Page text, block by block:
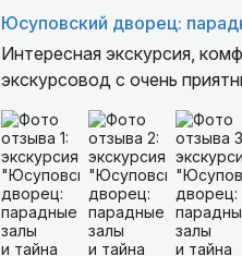
Юсуповский дворец:
Интересная экскурсия,
экскурсовод с очень